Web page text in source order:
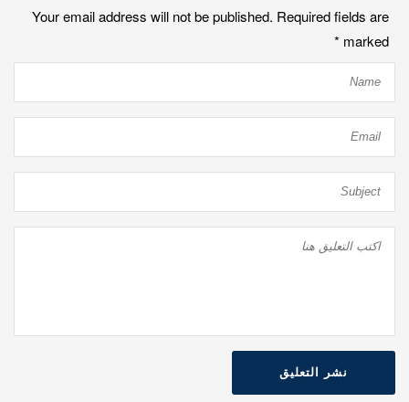
Your email address will not be published. Required fields are
marked
*
نشر التعليق